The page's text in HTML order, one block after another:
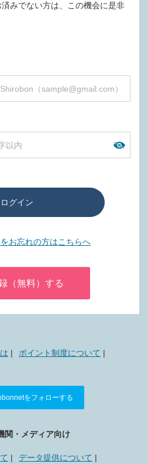
みでない方は、この機会に是非
ログイン
お忘れの方はこちらへ
（無料）する
ポイント制度について
をフォローする
関・メディア向け
データ提供について